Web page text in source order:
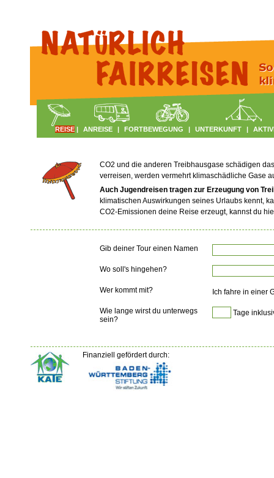
REISE | ANREISE | FORTBEWEGUNG | UNTERKUNFT |
CO2 und die anderen Treibhausgase schädigen
verreisen, werden vermehrt klimaschädliche Gase
Auch Jugendreisen tragen zur Erzeugung von
klimatischen Auswirkungen seines Urlaubs kennt,
CO2-Emissionen deine Reise erzeugt, kannst du
Gib deiner Tour einen Namen
Wo soll's hingehen?
Wer kommt mit? Ich fahre in einer
Wie lange wirst du unterwegs
sein?
Tage
Finanziell gefördert durch: